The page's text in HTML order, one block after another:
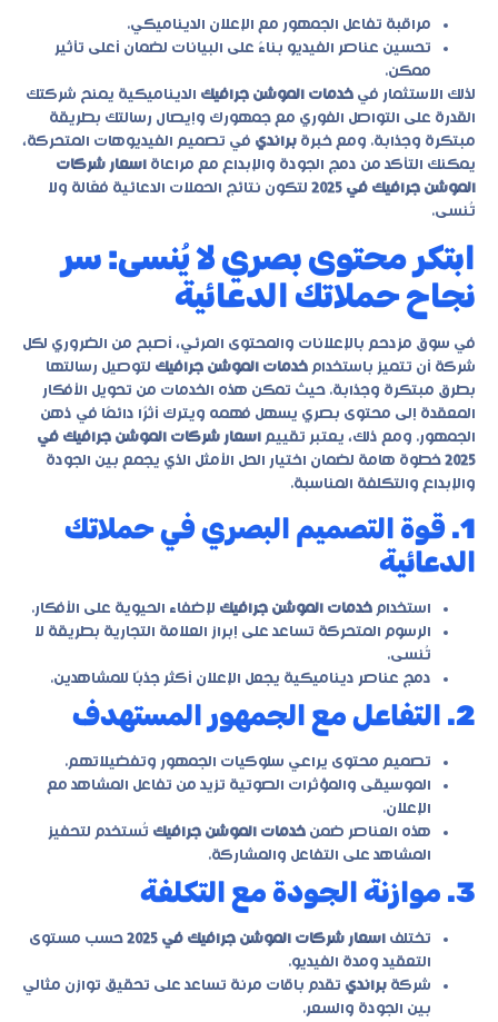
مراقبة تفاعل الجمهور مع الإعلان الديناميكي.
تحسين عناصر الفيديو بناءً على البيانات لضمان أعلى تأثير
ممكن.
لذلك الاستثمار في خدمات الموشن جرافيك الديناميكية يمنح شركتك
القدرة على التواصل الفوري مع جمهورك وإيصال رسالتك بطريقة
مبتكرة وجذابة. ومع خبرة براندي في تصميم الفيديوهات المتحركة،
يمكنك التأكد من دمج الجودة والإبداع مع مراعاة اسعار شركات
الموشن جرافيك في 2025
لتكون نتائج الحملات الدعائية فعّالة ولا
تُنسى.
ابتكر محتوى بصري لا يُنسى: سر
نجاح حملاتك الدعائية
في سوق مزدحم بالإعلانات والمحتوى المرئي، أصبح من الضروري لكل
شركة أن تتميز باستخدام خدمات الموشن جرافيك لتوصيل رسالتها
بطرق مبتكرة وجذابة. حيث تمكن هذه الخدمات من تحويل الأفكار
المعقدة إلى محتوى بصري يسهل فهمه ويترك أثرًا دائمًا في ذهن
الجمهور. ومع ذلك، يعتبر تقييم اسعار شركات الموشن جرافيك في
2025 خطوة هامة لضمان اختيار الحل الأمثل الذي يجمع بين الجودة
والإبداع والتكلفة المناسبة.
1. قوة التصميم البصري في حملاتك
الدعائية
استخدام خدمات الموشن جرافيك لإضفاء الحيوية على الأفكار.
الرسوم المتحركة تساعد على إبراز العلامة التجارية بطريقة لا
تُنسى.
دمج عناصر ديناميكية يجعل الإعلان أكثر جذبًا للمشاهدين.
2. التفاعل مع الجمهور المستهدف
تصميم محتوى يراعي سلوكيات الجمهور وتفضيلاتهم.
الموسيقى والمؤثرات الصوتية تزيد من تفاعل المشاهد مع
الإعلان.
هذه العناصر ضمن خدمات الموشن جرافيك تُستخدم لتحفيز
المشاهد على التفاعل والمشاركة.
3. موازنة الجودة مع التكلفة
تختلف اسعار شركات الموشن جرافيك في 2025
حسب مستوى
التعقيد ومدة الفيديو.
شركة براندي تقدم باقات مرنة تساعد على تحقيق توازن مثالي
بين الجودة والسعر.